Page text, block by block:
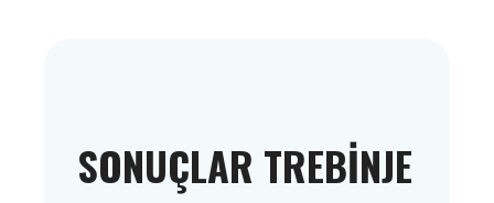
SONUÇLAR TREBINJE